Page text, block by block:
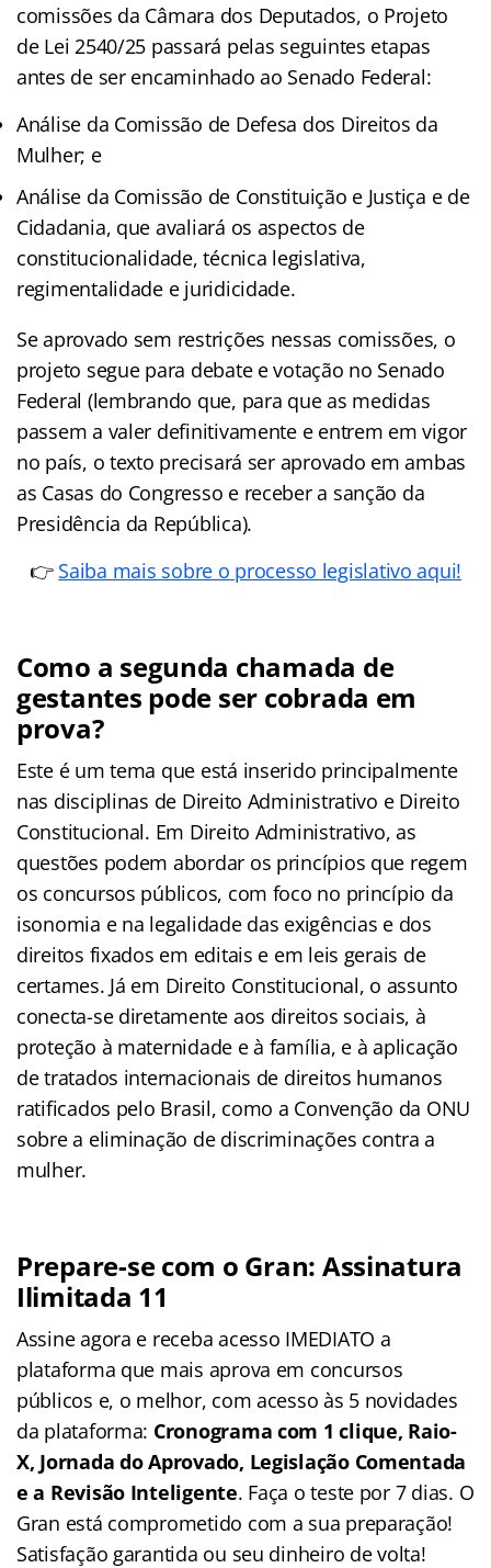
comissões da Câmara dos Deputados, o Projeto
de Lei 2540/25 passará pelas seguintes etapas
antes de ser encaminhado ao Senado Federal:
Análise da Comissão de Defesa dos Direitos da
Mulher; e
Análise da Comissão de Constituição e Justiça e de
Cidadania, que avaliará os aspectos de
constitucionalidade, técnica legislativa,
regimentalidade e juridicidade.
Se aprovado sem restrições nessas comissões, o
projeto segue para debate e votação no Senado
Federal (lembrando que, para que as medidas
passem a valer definitivamente e entrem em vigor
no país, o texto precisará ser aprovado em ambas
as Casas do Congresso e receber a sanção da
Presidência da República).
👉 Saiba mais sobre o processo legislativo aqui!
Como a segunda chamada de
gestantes pode ser cobrada em
prova?
Este é um tema que está inserido principalmente
nas disciplinas de Direito Administrativo e Direito
Constitucional. Em Direito Administrativo, as
questões podem abordar os princípios que regem
os concursos públicos, com foco no princípio da
isonomia e na legalidade das exigências e dos
direitos fixados em editais e em leis gerais de
certames. Já em Direito Constitucional, o assunto
conecta-se diretamente aos direitos sociais, à
proteção à maternidade e à família, e à aplicação
de tratados internacionais de direitos humanos
ratificados pelo Brasil, como a Convenção da ONU
sobre a eliminação de discriminações contra a
mulher.
Prepare-se com o Gran: Assinatura
Ilimitada 11
Assine agora e receba acesso IMEDIATO a
plataforma que mais aprova em concursos
públicos e, o melhor, com acesso às 5 novidades
da plataforma: Cronograma com 1 clique, Raio-
X, Jornada do Aprovado, Legislação Comentada
e a Revisão Inteligente. Faça o teste por 7 dias. O
Gran está comprometido com a sua preparação!
Satisfação garantida ou seu dinheiro de volta!